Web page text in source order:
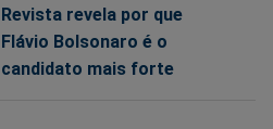
Revista revela por que
Flávio Bolsonaro é o
candidato mais forte